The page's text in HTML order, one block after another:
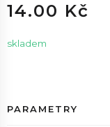
14.00 Kč
skladem
PARAMETRY